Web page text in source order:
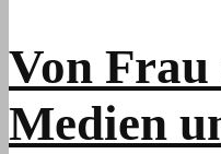
Von
Medien